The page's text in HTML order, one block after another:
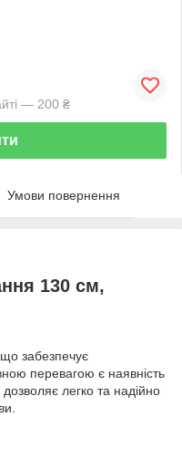
— 200 ₴
Умови повернення
130 см,
забезпечує
перевагою є наявність
легко та надійно